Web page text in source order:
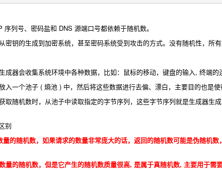
列号、密码盐和 DNS 源端口号都依赖于随机数。
密钥的生成到加密系统，甚至密码系统受到攻击的方式。没有随机性，所
成器会收集系统环境中各种数据，比如：鼠标的移动，键盘的输入, 终端
入一个池子 ( 熵池 ) 中，然后将这些数据进行去偏、漂白，主要目的也是
取随机数时，从池子中读取指定的字节序列，这些字节序列就是生成器生
别
的随机数，如果请求的数量非常庞大的话，返回的随机数可能是伪随机
的随机数，但是它产生的随机数质量很高, 是属于真随机数, 主要用于需